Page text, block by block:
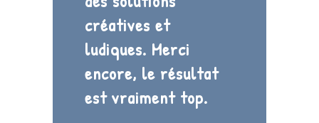
créatives et
ludiques. Merci
encore, le résultat
est vraiment top.